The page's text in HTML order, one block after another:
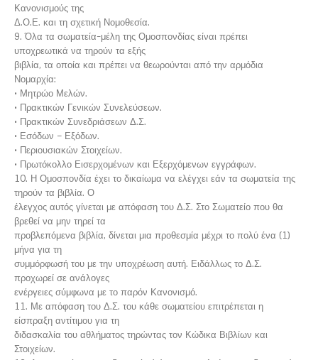
Κανονισμούς της
Δ.Ο.Ε. και τη σχετική Νομοθεσία.
9.Όλα τα σωματεία-μέλη της Ομοσπονδίας είναι πρέπει
υποχρεωτικά να τηρούν τα εξής
βιβλία, τα οποία και πρέπει να θεωρούνται από την αρμόδια
Νομαρχία:
• Μητρώο Μελών.
• Πρακτικών Γενικών Συνελεύσεων.
• Πρακτικών Συνεδριάσεων Δ.Σ.
• Εσόδων – Εξόδων.
• Περιουσιακών Στοιχείων.
• Πρωτόκολλο Εισερχομένων και Εξερχόμενων εγγράφων.
10. Η Ομοσπονδία έχει το δικαίωμα να ελέγχει εάν τα σωματεία της
τηρούν τα βιβλία. Ο
έλεγχος αυτός γίνεται με απόφαση του Δ.Σ. Στο Σωματείο που θα
βρεθεί να μην τηρεί τα
προβλεπόμενα βιβλία, δίνεται μια προθεσμία μέχρι το πολύ ένα (1)
μήνα για τη
συμμόρφωσή του με την υποχρέωση αυτή. Ειδάλλως το Δ.Σ.
προχωρεί σε ανάλογες
ενέργειες σύμφωνα με το παρόν Κανονισμό.
11. Με απόφαση του Δ.Σ. του κάθε σωματείου επιτρέπεται η
είσπραξη αντίτιμου για τη
διδασκαλία του αθλήματος τηρώντας τον Κώδικα Βιβλίων και
Στοιχείων.